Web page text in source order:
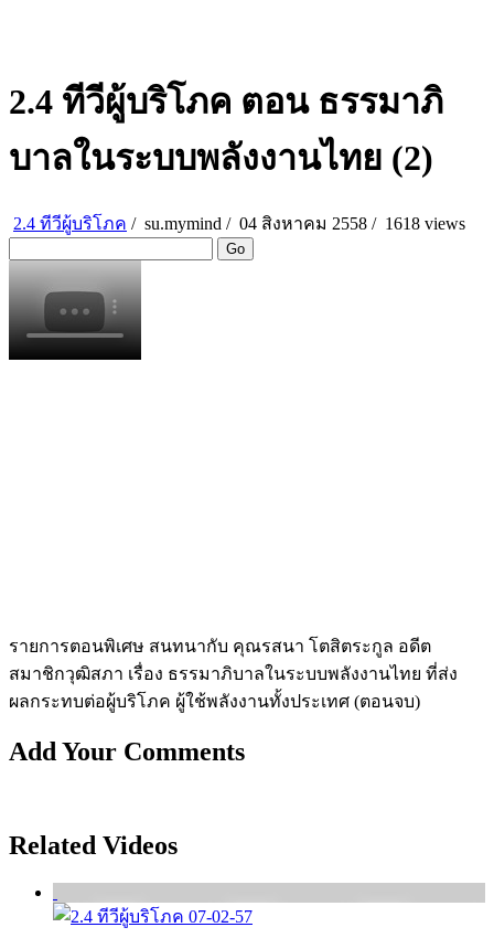
2.4 ทีวีผู้บริโภค ตอน ธรรมาภิ
บาลในระบบพลังงานไทย (2)
2.4 ทีวีผู้บริโภค / su.mymind / 04 สิงหาคม 2558 / 1618 views
Go
รายการตอนพิเศษ สนทนากับ คุณรสนา โตสิตระกูล อดีต
สมาชิกวุฒิสภา เรื่อง ธรรมาภิบาลในระบบพลังงานไทย ที่ส่ง
ผลกระทบต่อผู้บริโภค ผู้ใช้พลังงานทั้งประเทศ (ตอนจบ)
Add Your Comments
Related Videos